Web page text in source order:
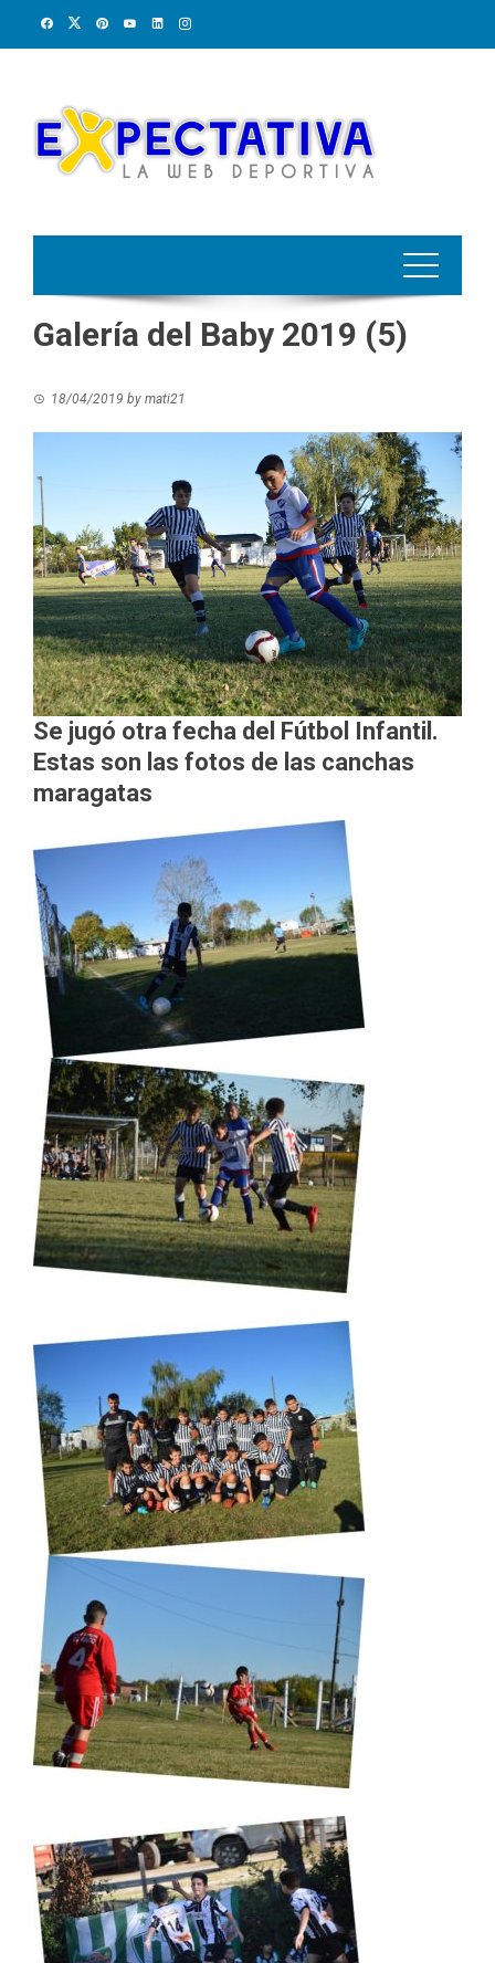
Galería del Baby 2019 (5)
18/04/2019 by mati21
Se jugó otra fecha del Fútbol Infantil.
Estas son las fotos de las canchas
maragatas